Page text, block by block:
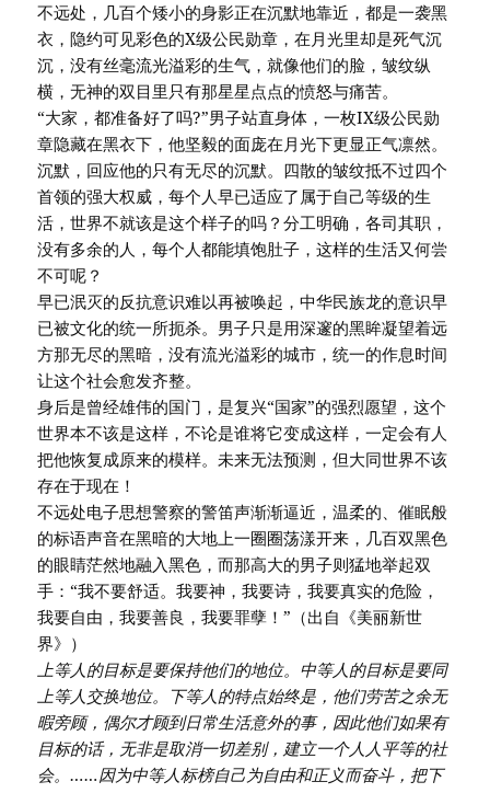
不远处，几百个矮小的身影正在沉默地靠近，都是一袭黑
衣，隐约可见彩色的X级公民勋章，在月光里却是死气沉
沉，没有丝毫流光溢彩的生气，就像他们的脸，皱纹纵
横，无神的双目里只有那星星点点的愤怒与痛苦。
“大家，都准备好了吗?”男子站直身体，一枚IX级公民勋
章隐藏在黑衣下，他坚毅的面庞在月光下更显正气凛然。
沉默，回应他的只有无尽的沉默。四散的皱纹抵不过四个
首领的强大权威，每个人早已适应了属于自己等级的生
活，世界不就该是这个样子的吗？分工明确，各司其职，
没有多余的人，每个人都能填饱肚子，这样的生活又何尝
不可呢？
早已泯灭的反抗意识难以再被唤起，中华民族龙的意识早
已被文化的统一所扼杀。男子只是用深邃的黑眸凝望着远
方那无尽的黑暗，没有流光溢彩的城市，统一的作息时间
让这个社会愈发齐整。
身后是曾经雄伟的国门，是复兴“国家”的强烈愿望，这个
世界本不该是这样，不论是谁将它变成这样，一定会有人
把他恢复成原来的模样。未来无法预测，但大同世界不该
存在于现在！
不远处电子思想警察的警笛声渐渐逼近，温柔的、催眠般
的标语声音在黑暗的大地上一圈圈荡漾开来，几百双黑色
的眼睛茫然地融入黑色，而那高大的男子则猛地举起双
手：“我不要舒适。我要神，我要诗，我要真实的危险，
我要自由，我要善良，我要罪孽！”（出自《美丽新世
界》）
上等人的目标是要保持他们的地位。中等人的目标是要同
上等人交换地位。下等人的特点始终是，他们劳苦之余无
暇旁顾，偶尔才顾到日常生活意外的事，因此他们如果有
目标的话，无非是取消一切差别，建立一个人人平等的社
会。……因为中等人标榜自己为自由和正义而奋斗，把下